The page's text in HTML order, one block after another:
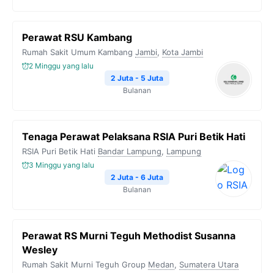
Perawat RSU Kambang
Rumah Sakit Umum Kambang Jambi, Kota Jambi
2 Minggu yang lalu
2 Juta - 5 Juta
Bulanan
Tenaga Perawat Pelaksana RSIA Puri Betik Hati
RSIA Puri Betik Hati Bandar Lampung, Lampung
3 Minggu yang lalu
2 Juta - 6 Juta
Bulanan
Perawat RS Murni Teguh Methodist Susanna
Wesley
Rumah Sakit Murni Teguh Group Medan, Sumatera Utara